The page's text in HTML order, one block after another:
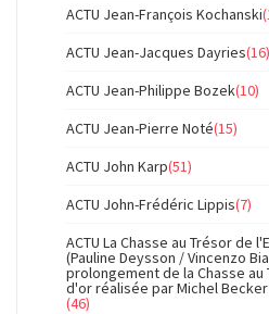
ACTU Jean-François Kochanski
ACTU Jean-Jacques Dayries(16)
ACTU Jean-Philippe Bozek(10)
ACTU Jean-Pierre Noté(15)
ACTU John Karp(51)
ACTU John-Frédéric Lippis(7)
ACTU La Chasse au Trésor de
(Pauline Deysson / Vincenzo
prolongement de la Chasse
d'or réalisée par Michel Becker
(46)